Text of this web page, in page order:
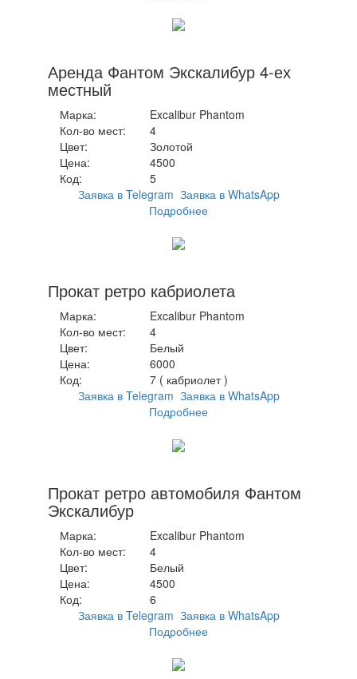
Аренда Фантом Экскалибур 4-ех
местный
Марка:
Excalibur Phantom
Кол-во мест:
4
Цвет:
Золотой
Цена:
4500
Код:
5
Заявка в Telegram Заявка в WhatsApp
Подробнее
Прокат ретро кабриолета
Марка:
Excalibur Phantom
Кол-во мест:
4
Цвет:
Белый
Цена:
6000
Код:
7 ( кабриолет )
Заявка в Telegram Заявка в WhatsApp
Подробнее
Прокат ретро автомобиля Фантом
Экскалибур
Марка:
Excalibur Phantom
Кол-во мест:
4
Цвет:
Белый
Цена:
4500
Код:
6
Заявка в Telegram Заявка в WhatsApp
Подробнее